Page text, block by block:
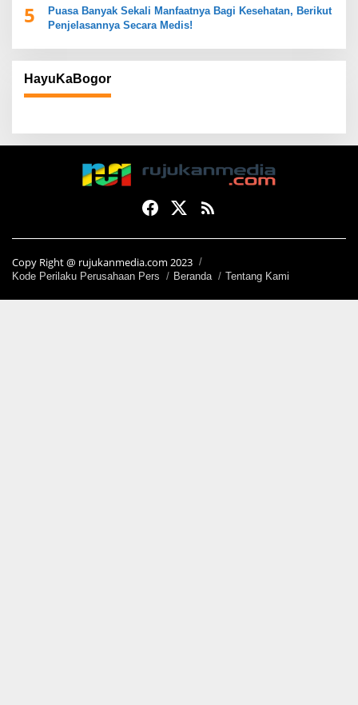
5
Puasa Banyak Sekali Manfaatnya Bagi Kesehatan, Berikut
Penjelasannya Secara Medis!
HayuKaBogor
Copy Right @ rujukanmedia.com 2023
Kode Perilaku Perusahaan Pers Beranda Tentang Kami